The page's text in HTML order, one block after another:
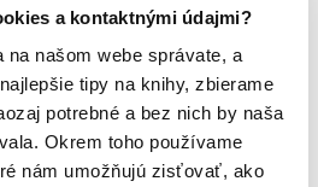
a kontaktnými údajmi?
našom webe správate, a
tipy na knihy, zbierame
potrebné a bez nich by naša
Okrem toho používame
nám umožňujú zisťovať, ako
predpredaj
(0 titulov)dostupná (bez